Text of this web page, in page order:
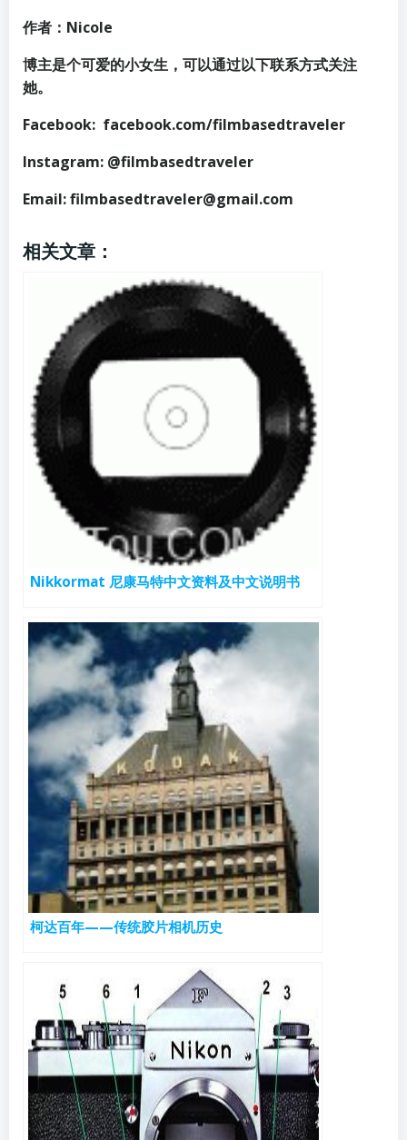
作者：Nicole
博主是个可爱的小女生，可以通过以下联系方式关注
她。
Facebook: facebook.com/filmbasedtraveler
Instagram: @filmbasedtraveler
Email: filmbasedtraveler@gmail.com
相关文章：
Nikkormat 尼康马特中文资料及中文说明书
柯达百年——传统胶片相机历史